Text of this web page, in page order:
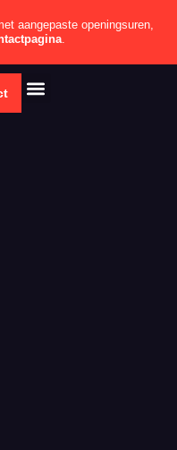
aangepaste openingsuren,
.